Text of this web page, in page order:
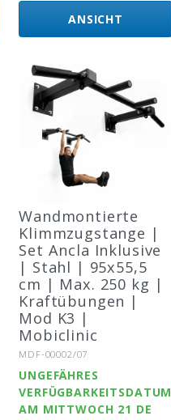
ANSICHT
Wandmontierte
Klimmzugstange |
Set Ancla Inklusive
| Stahl | 95x55,5
cm | Max. 250 kg |
Kraftübungen |
Mod K3 |
Mobiclinic
Artikel-Nr.:
MDF-00002/07
UNGEFÄHRES
VERFÜGBARKEITSDATUM
AM MITTWOCH 21 DE